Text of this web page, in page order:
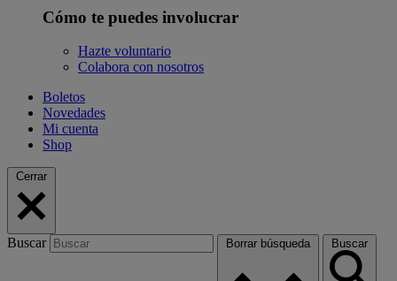
Cómo te puedes involucrar
Hazte voluntario
Colabora con nosotros
Boletos
Novedades
Mi cuenta
Shop
Cerrar
Buscar Borrar búsqueda Buscar